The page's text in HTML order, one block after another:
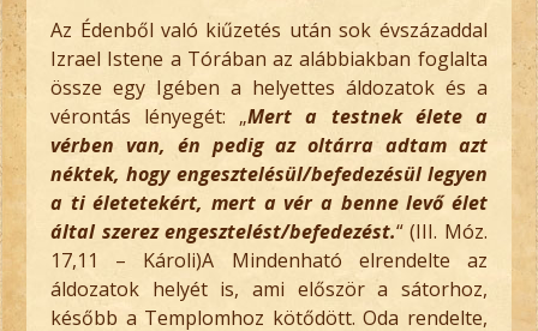
Az Édenből való kiűzetés után sok évszázaddal
Izrael Istene a Tórában az alábbiakban foglalta
össze egy Igében a helyettes áldozatok és a
vérontás lényegét: „Mert a testnek élete a
vérben van, én pedig az oltárra adtam azt
néktek, hogy engesztelésül/befedezésül legyen
a ti életetekért, mert a vér a benne levő élet
által szerez engesztelést/befedezést.“ (III. Móz.
17,11 – Károli)A Mindenható elrendelte az
áldozatok helyét is, ami először a sátorhoz,
később a Templomhoz kötődött. Oda rendelte,